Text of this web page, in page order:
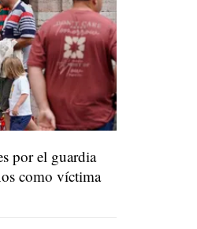
por el guardia
como víctima